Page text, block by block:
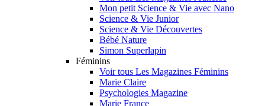
Mon petit Science & Vie avec Nano
Science & Vie Junior
Science & Vie Découvertes
Bébé Nature
Simon Superlapin
Féminins
Voir tous Les Magazines Féminins
Marie Claire
Psychologies Magazine
Marie France